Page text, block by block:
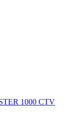
1000 CTV